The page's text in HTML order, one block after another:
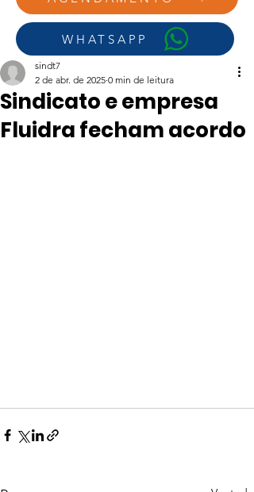
WHATSAPP
Sindicato e empresa
Fluidra fecham acordo
sindt7
2 de abr. de 2025 0 min de leitura